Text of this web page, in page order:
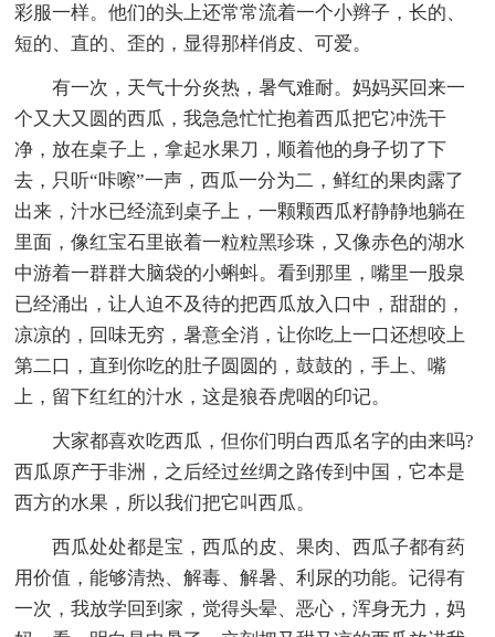
彩服一样。他们的头上还常常流着一个小辫子，长的、
短的、直的、歪的，显得那样俏皮、可爱。
有一次，天气十分炎热，暑气难耐。妈妈买回来一
个又大又圆的西瓜，我急急忙忙抱着西瓜把它冲洗干
净，放在桌子上，拿起水果刀，顺着他的身子切了下
去，只听“咔嚓”一声，西瓜一分为二，鲜红的果肉露了
出来，汁水已经流到桌子上，一颗颗西瓜籽静静地躺在
里面，像红宝石里嵌着一粒粒黑珍珠，又像赤色的湖水
中游着一群群大脑袋的小蝌蚪。看到那里，嘴里一股泉
已经涌出，让人迫不及待的把西瓜放入口中，甜甜的，
凉凉的，回味无穷，暑意全消，让你吃上一口还想咬上
第二口，直到你吃的肚子圆圆的，鼓鼓的，手上、嘴
上，留下红红的汁水，这是狼吞虎咽的印记。
大家都喜欢吃西瓜，但你们明白西瓜名字的由来吗?
西瓜原产于非洲，之后经过丝绸之路传到中国，它本是
西方的水果，所以我们把它叫西瓜。
西瓜处处都是宝，西瓜的皮、果肉、西瓜子都有药
用价值，能够清热、解毒、解暑、利尿的功能。记得有
一次，我放学回到家，觉得头晕、恶心，浑身无力，妈